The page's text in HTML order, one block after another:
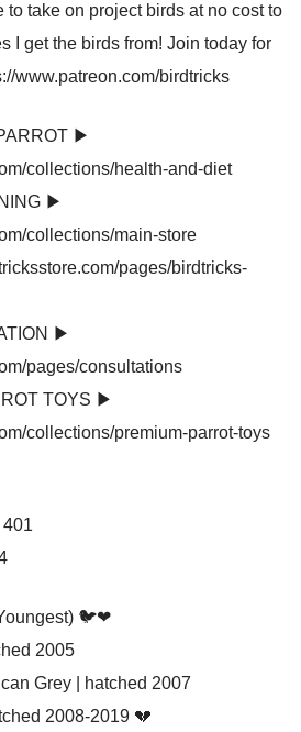
to take on project birds at no cost to
I get the birds from! Join today for
www.patreon.com/birdtricks
▶
collections/health-and-diet
▶
collections/main-store
pages/birdtricks-
▶
pages/consultations
TOYS ▶
collections/premium-parrot-toys
🐦❤
2005
Grey | hatched 2007
2008-2019 💔